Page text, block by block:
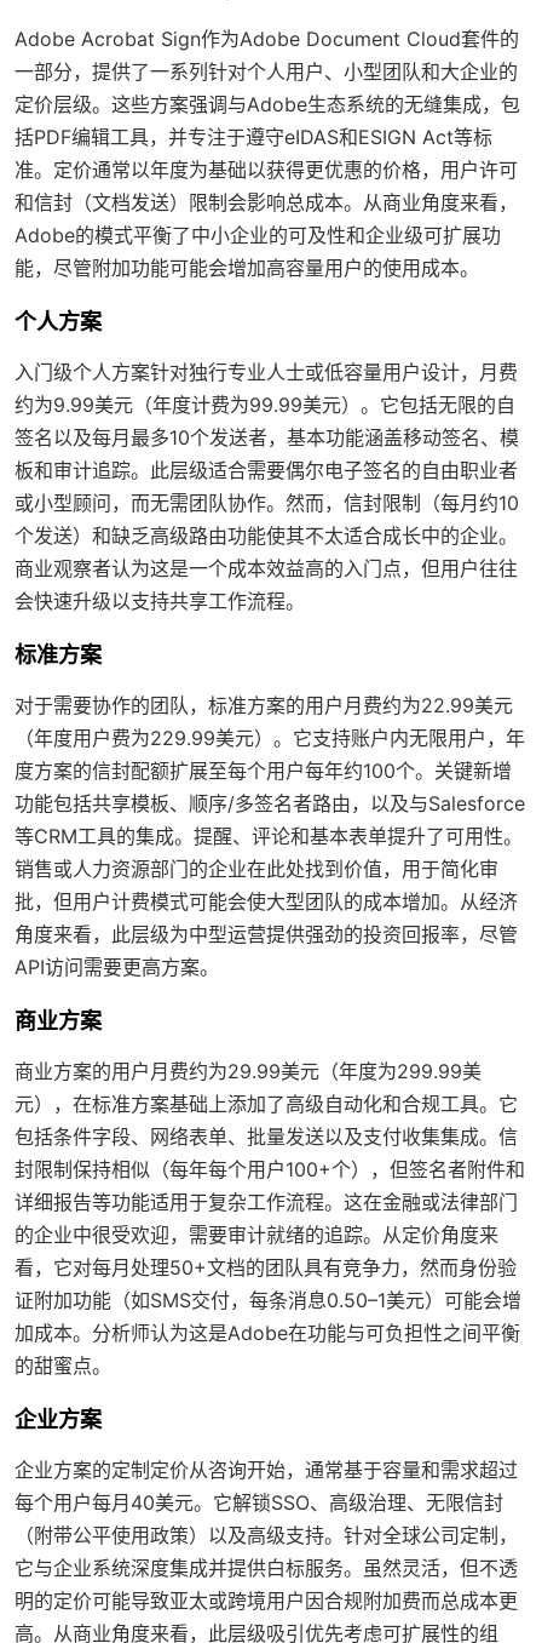
Adobe Acrobat Sign作为Adobe Document Cloud套件的
一部分，提供了一系列针对个人用户、小型团队和大企业的
定价层级。这些方案强调与Adobe生态系统的无缝集成，包
括PDF编辑工具，并专注于遵守eIDAS和ESIGN Act等标
准。定价通常以年度为基础以获得更优惠的价格，用户许可
和信封（文档发送）限制会影响总成本。从商业角度来看，
Adobe的模式平衡了中小企业的可及性和企业级可扩展功
能，尽管附加功能可能会增加高容量用户的使用成本。
个人方案
入门级个人方案针对独行专业人士或低容量用户设计，月费
约为9.99美元（年度计费为99.99美元）。它包括无限的自
签名以及每月最多10个发送者，基本功能涵盖移动签名、模
板和审计追踪。此层级适合需要偶尔电子签名的自由职业者
或小型顾问，而无需团队协作。然而，信封限制（每月约10
个发送）和缺乏高级路由功能使其不太适合成长中的企业。
商业观察者认为这是一个成本效益高的入门点，但用户往往
会快速升级以支持共享工作流程。
标准方案
对于需要协作的团队，标准方案的用户月费约为22.99美元
（年度用户费为229.99美元）。它支持账户内无限用户，年
度方案的信封配额扩展至每个用户每年约100个。关键新增
功能包括共享模板、顺序/多签名者路由，以及与Salesforce
等CRM工具的集成。提醒、评论和基本表单提升了可用性。
销售或人力资源部门的企业在此处找到价值，用于简化审
批，但用户计费模式可能会使大型团队的成本增加。从经济
角度来看，此层级为中型运营提供强劲的投资回报率，尽管
API访问需要更高方案。
商业方案
商业方案的用户月费约为29.99美元（年度为299.99美
元），在标准方案基础上添加了高级自动化和合规工具。它
包括条件字段、网络表单、批量发送以及支付收集集成。信
封限制保持相似（每年每个用户100+个），但签名者附件和
详细报告等功能适用于复杂工作流程。这在金融或法律部门
的企业中很受欢迎，需要审计就绪的追踪。从定价角度来
看，它对每月处理50+文档的团队具有竞争力，然而身份验
证附加功能（如SMS交付，每条消息0.50–1美元）可能会增
加成本。分析师认为这是Adobe在功能与可负担性之间平衡
的甜蜜点。
企业方案
企业方案的定制定价从咨询开始，通常基于容量和需求超过
每个用户每月40美元。它解锁SSO、高级治理、无限信封
（附带公平使用政策）以及高级支持。针对全球公司定制，
它与企业系统深度集成并提供白标服务。虽然灵活，但不透
明的定价可能导致亚太或跨境用户因合规附加费而总成本更
高。从商业角度来看，此层级吸引优先考虑可扩展性的组